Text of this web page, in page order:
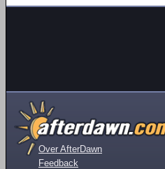
Over AfterDawn
Feedback